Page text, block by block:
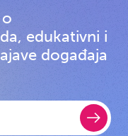
edukativni i
događaja